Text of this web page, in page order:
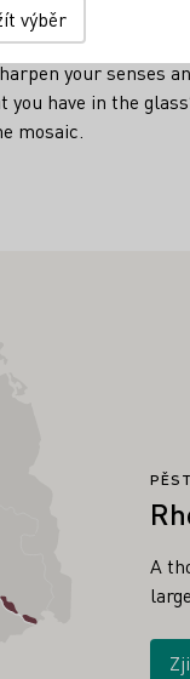
you will
variety of aromas
your senses
have in the
mosaic.
A
výběr